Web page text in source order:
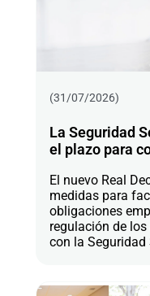
(31/07/2026)
La Seguridad
el plazo para
El nuevo Real
medidas para
obligaciones
regulación de
con la Seguridad